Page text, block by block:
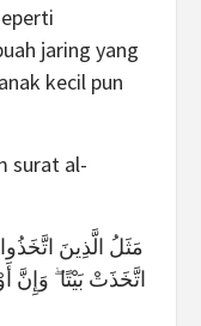
jaring yang
kecil pun
surat al-
مَثَلُ الَّذِينَ
اتَّخَذَتْ بَيْتًا ۖ وَإِنَّ